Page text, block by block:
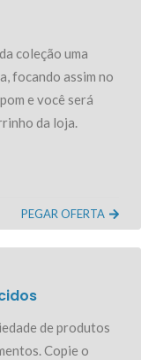
coleção uma
focando assim no
e você será
da loja.
PEGAR OFERTA
de produtos
Copie o